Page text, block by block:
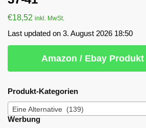
€18,52 inkl. MwSt.
Last updated on 3. August 2026 18:50
Amazon / Ebay
Produkt-Kategorien
Eine Alternative (139)
Werbung